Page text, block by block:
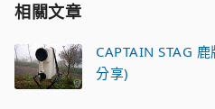
相關文章
CAPTAIN STAG
分享)